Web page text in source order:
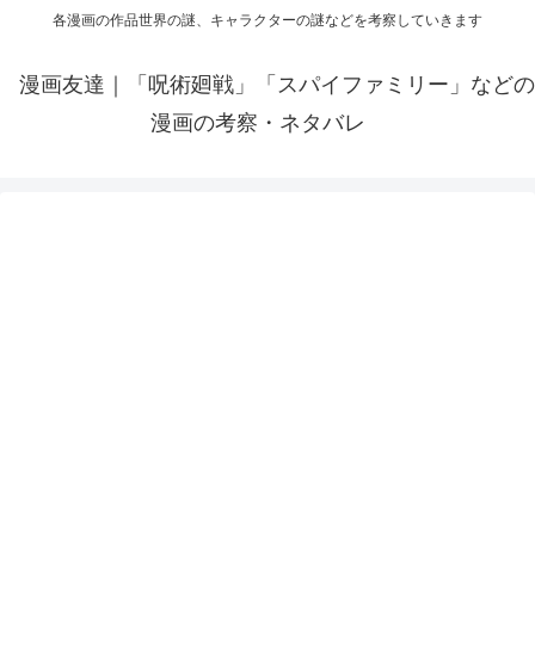
各漫画の作品世界の謎、キャラクターの謎などを考察していきます
漫画友達｜「呪術廻戦」「スパイファミリー」などの
漫画の考察・ネタバレ